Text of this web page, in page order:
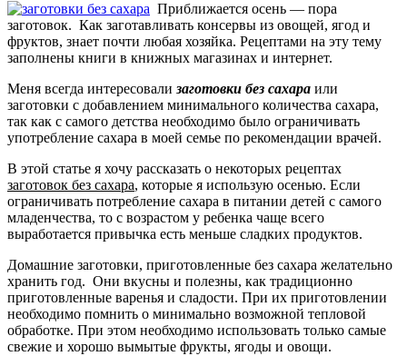
Приближается осень — пора
заготовок. Как заготавливать консервы из овощей, ягод и
фруктов, знает почти любая хозяйка. Рецептами на эту тему
заполнены книги в книжных магазинах и интернет.
Меня всегда интересовали заготовки без сахара или
заготовки с добавлением минимального количества сахара,
так как с самого детства необходимо было ограничивать
употребление сахара в моей семье по рекомендации врачей.
В этой статье я хочу рассказать о некоторых рецептах
заготовок без сахара, которые я использую осенью. Если
ограничивать потребление сахара в питании детей с самого
младенчества, то с возрастом у ребенка чаще всего
выработается привычка есть меньше сладких продуктов.
Домашние заготовки, приготовленные без сахара желательно
хранить год. Они вкусны и полезны, как традиционно
приготовленные варенья и сладости. При их приготовлении
необходимо помнить о минимально возможной тепловой
обработке. При этом необходимо использовать только самые
свежие и хорошо вымытые фрукты, ягоды и овощи.